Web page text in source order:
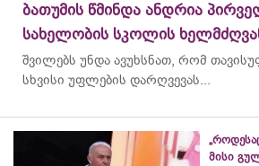
ბათუმის წმინდა ანდრია
სახელობის სკოლის
შვილებს უნდა ავუხსნათ, რომ
სხვისი უფლების დარღვევას...
მისი